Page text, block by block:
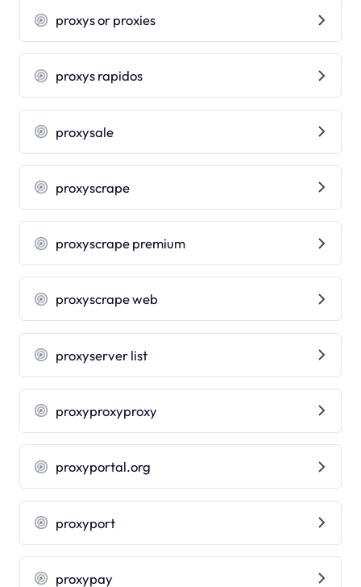
proxys or proxies
proxys rapidos
proxysale
proxyscrape
proxyscrape premium
proxyscrape web
proxyserver list
proxyproxyproxy
proxyportal.org
proxyport
proxypay